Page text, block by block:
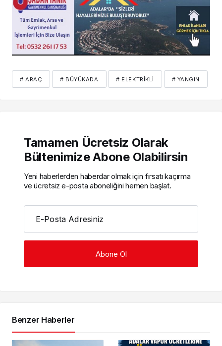
# ARAÇ # BÜYÜKADA # ELEKTRIKLI # YANGIN
Tamamen Ücretsiz Olarak
Bültenimize Abone Olabilirsin
Yeni haberlerden haberdar olmak için fırsatı kaçırma
ve ücretsiz e-posta aboneliğini hemen başlat.
E-Posta Adresiniz
Benzer Haberler